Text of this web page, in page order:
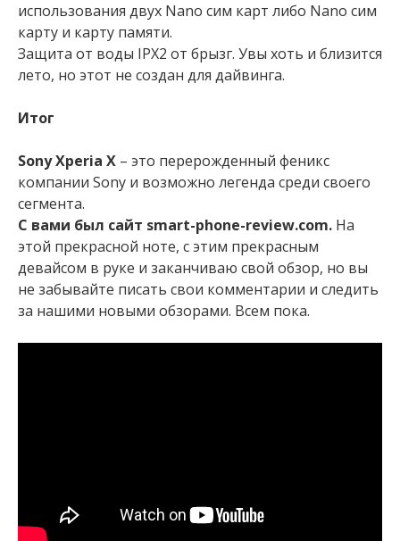
использования двух Nano сим карт либо Nano сим
карту и карту памяти.
Защита от воды IPX2 от брызг. Увы хоть и близится
лето, но этот не создан для дайвинга.
Итог
Sony Xperia X – это перерожденный феникс
компании Sony и возможно легенда среди своего
сегмента.
С вами был сайт smart-phone-review.com. На
этой прекрасной ноте, с этим прекрасным
девайсом в руке и заканчиваю свой обзор, но вы
не забывайте писать свои комментарии и следить
за нашими новыми обзорами. Всем пока.